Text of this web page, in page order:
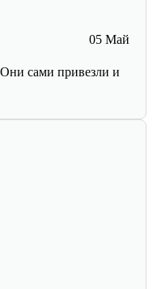
05 Май
сами привезли и